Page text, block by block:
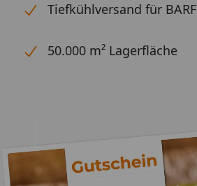
Tiefkühlversand für BARF
50.000 m² Lagerfläche